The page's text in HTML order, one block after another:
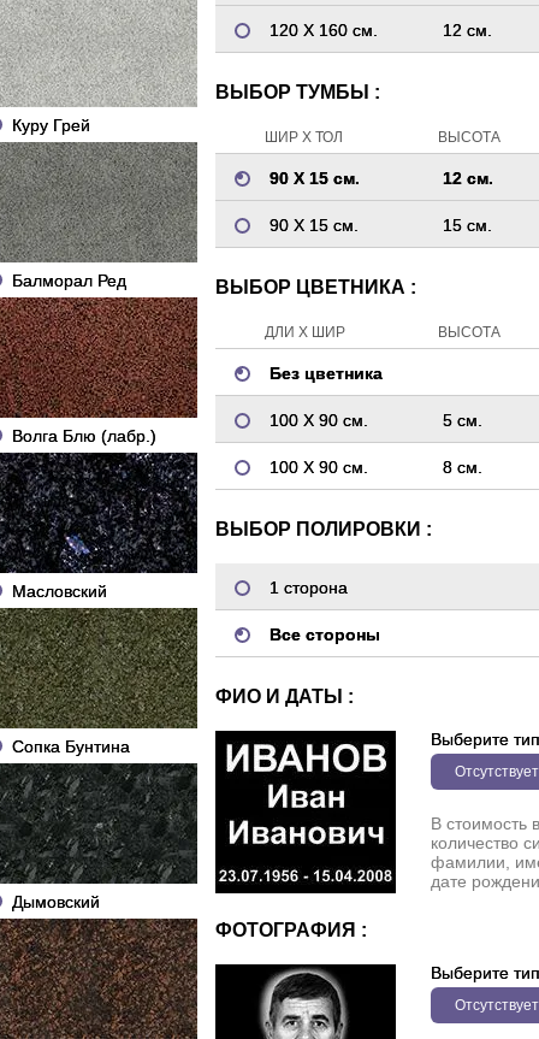
Куру Грей
Балморал Ред
Волга Блю (лабр.)
Масловский
Сопка Бунтина
Дымовский
120 Х 160 см. 12 см.
ВЫБОР ТУМБЫ :
ШИР Х ТОЛ ВЫСОТА
90 Х 15 см. 12 см.
90 Х 15 см. 15 см.
ВЫБОР ЦВЕТНИКА :
ДЛИ Х ШИР ВЫСОТА
Без цветника
100 Х 90 см. 5 см.
100 Х 90 см. 8 см.
ВЫБОР ПОЛИРОВКИ :
1 сторона
Все стороны
ФИО И ДАТЫ :
Выберите тип
Отсутствует
В стоимость
количество
фамилии,
дате
ФОТОГРАФИЯ :
Выберите тип
Отсутствует